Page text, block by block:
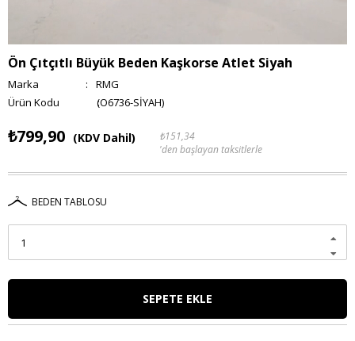
Ön Çıtçıtlı Büyük Beden Kaşkorse Atlet Siyah
Marka :
RMG
(O6736-SİYAH)
₺799,90 (KDV Dahil)
₺151,34
'den başlayan taksitlerle
BEDEN TABLOSU